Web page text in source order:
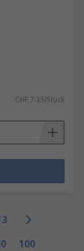
CHF.7.33/Stück
100